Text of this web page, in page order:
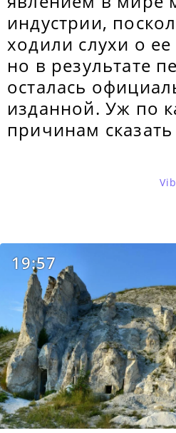
индустрии,
ходили слухи о
но в результате
осталась
изданной. Уж по
причинам
19:57